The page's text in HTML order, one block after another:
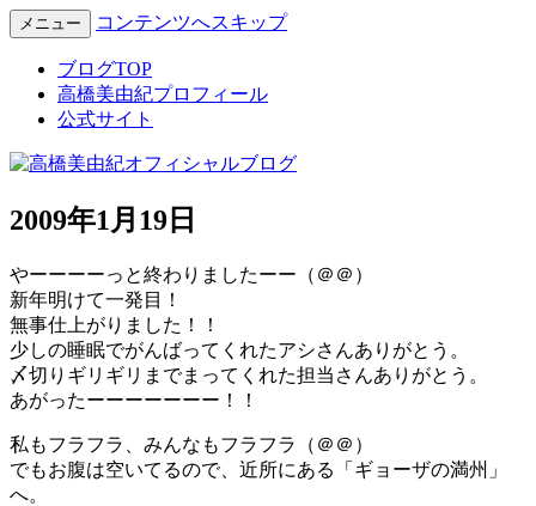
高橋美由紀オフィシャルブロ
グ
Miyuki Takahashi Official Blog
メニュー コンテンツへスキップ
ブログTOP
高橋美由紀プロフィール
公式サイト
2009年1月19日
やーーーーっと終わりましたーー（＠＠）
新年明けて一発目！
無事仕上がりました！！
少しの睡眠でがんばってくれたアシさんありがとう。
〆切りギリギリまでまってくれた担当さんありがとう。
あがったーーーーーーー！！
私もフラフラ、みんなもフラフラ（＠＠）
でもお腹は空いてるので、近所にある「ギョーザの満州」
へ。